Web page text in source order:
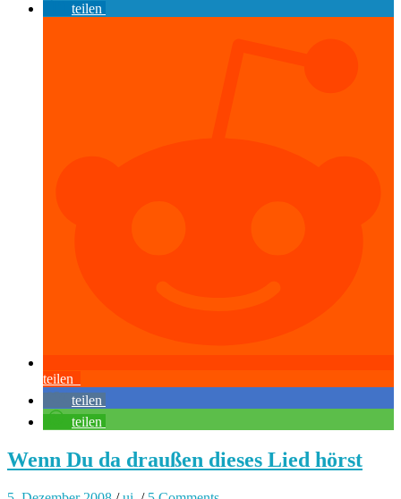
teilen
teilen
teilen
teilen
Wenn Du da draußen dieses Lied hörst